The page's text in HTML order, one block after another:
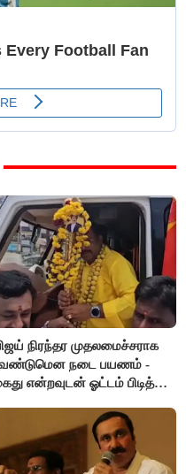
நிரந்தர முதலமைச்சராக
நடை பயணம் -
என்றவுடன் ஓட்டம் பிடித்த